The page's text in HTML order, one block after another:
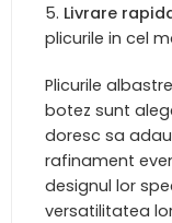
Livrare
plicurile in cel
Plicurile
botez sunt
doresc sa
rafinament
designul lor
versatilitatea